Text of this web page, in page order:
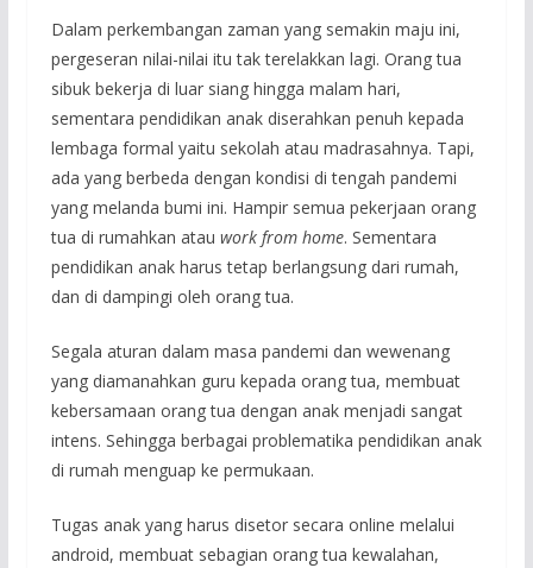
Dalam perkembangan zaman yang semakin maju ini,
pergeseran nilai-nilai itu tak terelakkan lagi. Orang tua
sibuk bekerja di luar siang hingga malam hari,
sementara pendidikan anak diserahkan penuh kepada
lembaga formal yaitu sekolah atau madrasahnya. Tapi,
ada yang berbeda dengan kondisi di tengah pandemi
yang melanda bumi ini. Hampir semua pekerjaan orang
tua di rumahkan atau work from home. Sementara
pendidikan anak harus tetap berlangsung dari rumah,
dan di dampingi oleh orang tua.
Segala aturan dalam masa pandemi dan wewenang
yang diamanahkan guru kepada orang tua, membuat
kebersamaan orang tua dengan anak menjadi sangat
intens. Sehingga berbagai problematika pendidikan anak
di rumah menguap ke permukaan.
Tugas anak yang harus disetor secara online melalui
android, membuat sebagian orang tua kewalahan,